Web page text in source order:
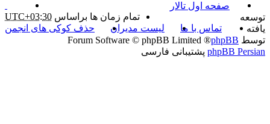
صفحه اول تالار
تمام زمان ها براساس UTC+03:30
حذف کوکی های انجمن
لیست مدیران تماس با ما
توسعه
یافته
توسط phpBB
® Forum Software © phpBB Limited
phpBB Persian پشتیبانی فارسی